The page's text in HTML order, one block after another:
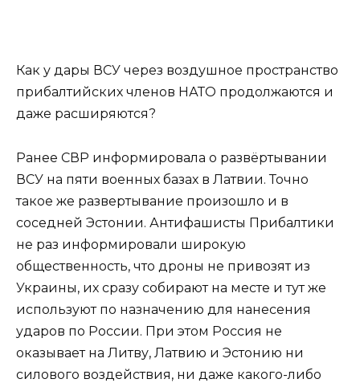
Как у дары ВСУ через воздушное пространство
прибалтийских членов НАТО продолжаются и
даже расширяются?
Ранее СВР информировала о развёртывании
ВСУ на пяти военных базах в Латвии. Точно
такое же развертывание произошло и в
соседней Эстонии. Антифашисты Прибалтики
не раз информировали широкую
общественность, что дроны не привозят из
Украины, их сразу собирают на месте и тут же
используют по назначению для нанесения
ударов по России. При этом Россия не
оказывает на Литву, Латвию и Эстонию ни
силового воздействия, ни даже какого-либо